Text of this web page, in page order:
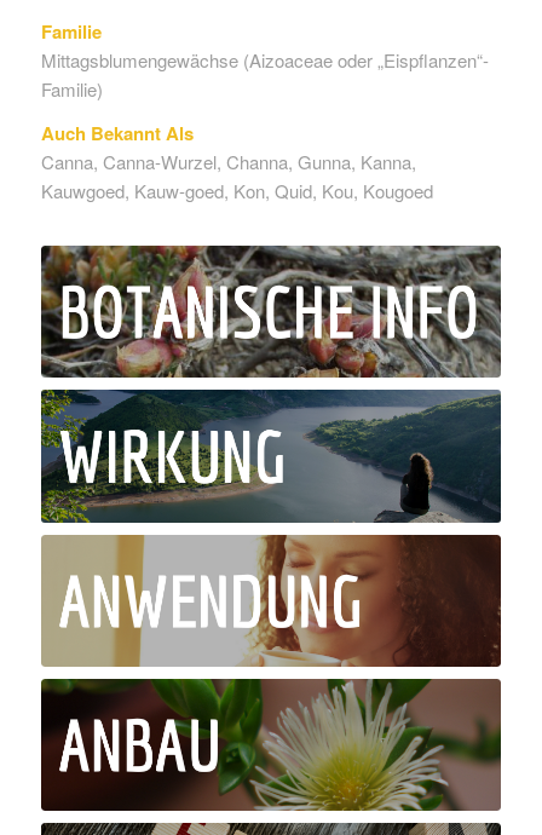
Familie
Mittagsblumengewächse (Aizoaceae oder „Eispflanzen“-
Familie)
Auch Bekannt Als
Canna, Canna-Wurzel, Channa, Gunna, Kanna,
Kauwgoed, Kauw-goed, Kon, Quid, Kou, Kougoed